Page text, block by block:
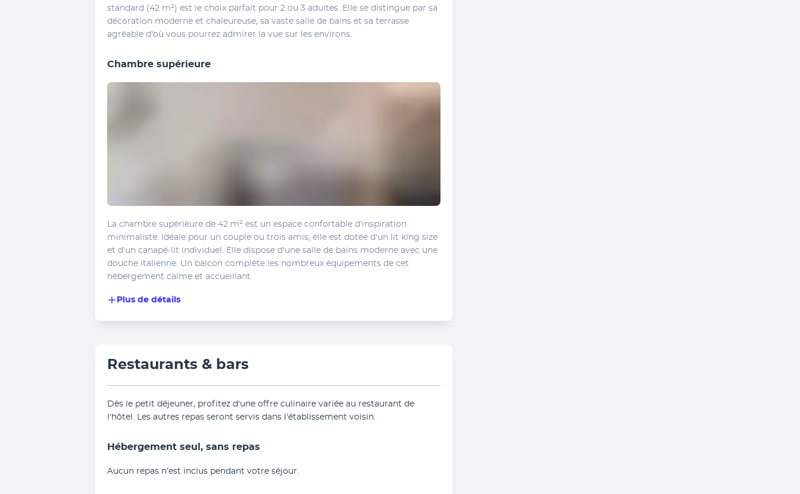
standard (42 m²) est le choix parfait pour 2 ou 3 adultes. Elle se distingue par sa
décoration moderne et chaleureuse, sa vaste salle de bains et sa terrasse
agréable d'où vous pourrez admirer la vue sur les environs.
Chambre supérieure
La chambre supérieure de 42 m² est un espace confortable d'inspiration
minimaliste. Idéale pour un couple ou trois amis, elle est dotée d'un lit king size
et d'un canapé-lit individuel. Elle dispose d'une salle de bains moderne avec une
douche italienne. Un balcon complète les nombreux équipements de cet
hébergement calme et accueillant.
Plus de détails
Restaurants & bars
Dès le petit déjeuner, profitez d'une offre culinaire variée au restaurant de
l'hôtel. Les autres repas seront servis dans l'établissement voisin.
Hébergement seul, sans repas
Aucun repas n’est inclus pendant votre séjour.